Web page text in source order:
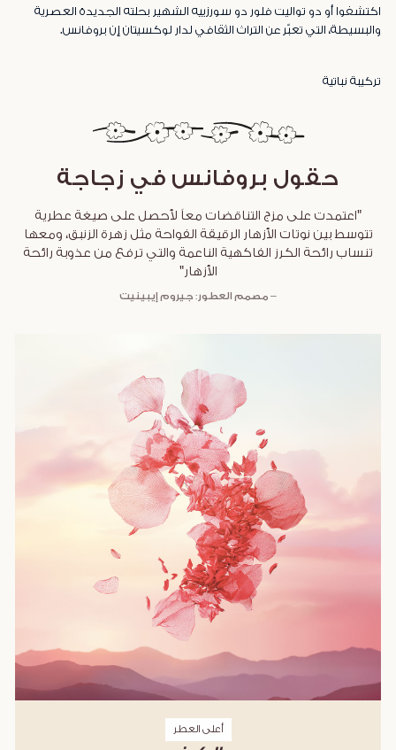
اكتشفوا أو دو تواليت فلور دو سورزييه الشهير بحلته الجديدة العصرية
والبسيطة، التي تعبّر عن التراث الثقافي لدار لوكسيتان إن بروفانس.
تركيبة نباتية
حقول بروفانس في زجاجة
"اعتمدت على مزج التناقضات معاً لأحصل على صيغة عطرية
تتوسط بين نوتات الأزهار الرقيقة الفواحة مثل زهرة الزنبق، ومعها
تنساب رائحة الكرز الفاكهية الناعمة والتي ترفع من عذوبة رائحة
الأزهار"
– مصمم العطور: جيروم إيبينيت
أعلى العطر